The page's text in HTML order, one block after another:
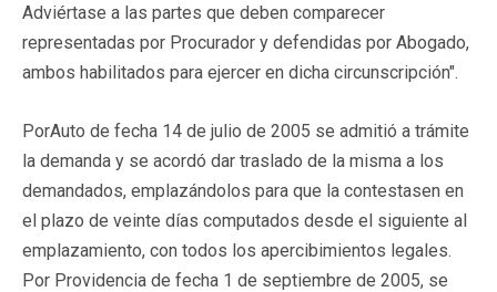
Adviértase a las partes que deben comparecer
representadas por Procurador y defendidas por Abogado,
ambos habilitados para ejercer en dicha circunscripción".
PorAuto de fecha 14 de julio de 2005 se admitió a trámite
la demanda y se acordó dar traslado de la misma a los
demandados, emplazándolos para que la contestasen en
el plazo de veinte días computados desde el siguiente al
emplazamiento, con todos los apercibimientos legales.
Por Providencia de fecha 1 de septiembre de 2005, se